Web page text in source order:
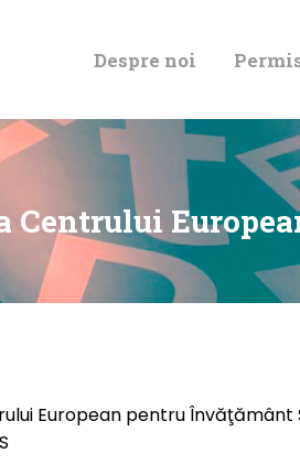
Despre noi
Centrului
DE
European pentru Învăţământ